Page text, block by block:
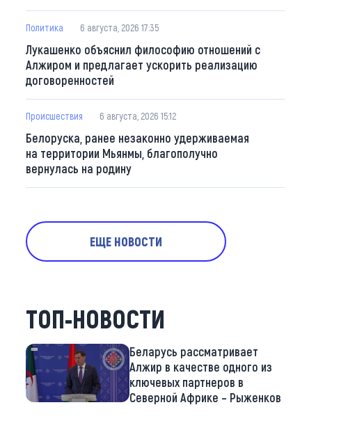
Политика 6 августа, 2026 17:35
Лукашенко объяснил философию отношений с
Алжиром и предлагает ускорить реализацию
договоренностей
Происшествия 6 августа, 2026 15:12
Белоруска, ранее незаконно удерживаемая
на территории Мьянмы, благополучно
вернулась на родину
ЕЩЕ НОВОСТИ
ТОП-НОВОСТИ
Беларусь рассматривает
Алжир в качестве одного из
ключевых партнеров в
Северной Африке – Рыженков